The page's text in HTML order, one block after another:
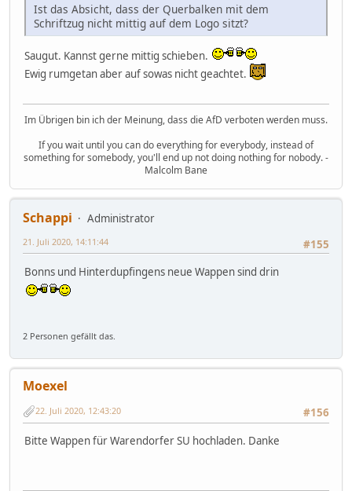
Ist das Absicht, dass der Querbalken mit dem
Schriftzug nicht mittig auf dem Logo sitzt?
Saugut. Kannst gerne mittig schieben.
Ewig rumgetan aber auf sowas nicht geachtet.
Im Übrigen bin ich der Meinung, dass die AfD verboten werden muss.
If you wait until you can do everything for everybody, instead of
something for somebody, you'll end up not doing nothing for nobody. -
Malcolm Bane
Schappi
Administrator
#155
21. Juli 2020, 14:11:44
Bonns und Hinterdupfingens neue Wappen sind drin
2 Personen gefällt das.
Moexel
#156
22. Juli 2020, 12:43:20
Bitte Wappen für Warendorfer SU hochladen. Danke